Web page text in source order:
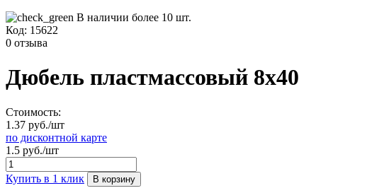
В наличии более 10 шт.
Код: 15622
0 отзыва
Дюбель пластмассовый 8х40
Стоимость:
1.37 руб./шт
по дисконтной карте
1.5 руб./шт
Купить в 1 клик В корзину